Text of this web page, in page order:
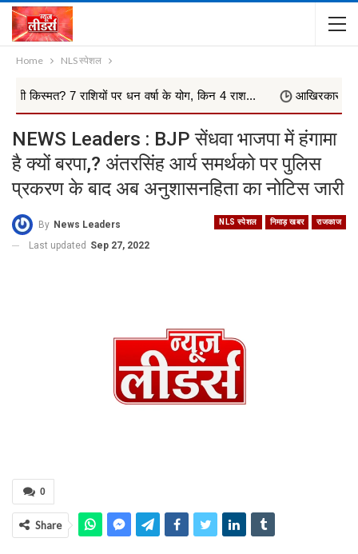
Home NLS स्पेशल
पर धन वर्षा के योग, किन 4 राश...
आखिरकार मांगी माफी
NEWS Leaders : BJP सेंधवा भाजपा में हंगामा
है क्यों बरपा,? अंतरसिंह आर्य समर्थको पर पुलिस
प्रकरण के बाद अब अनुशासनहिता का नोटिस जारी
NLS स्पेशल निमाड़ खबर राजकाज
By News Leaders
Last updated Sep 27, 2022
0
Share